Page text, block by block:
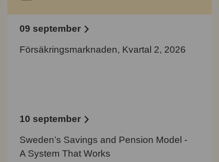
09 september
Försäkringsmarknaden, Kvartal 2, 2026
10 september
Sweden’s Savings and Pension Model -
A System That Works